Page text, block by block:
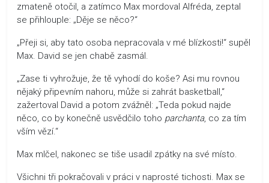
zmateně otočil, a zatímco Max mordoval Alfréda, zeptal
se přihlouple: „Děje se něco?“
„Přeji si, aby tato osoba nepracovala v mé blízkosti!“ supěl
Max. David se jen chabě zasmál.
„Zase ti vyhrožuje, že tě vyhodí do koše? Asi mu rovnou
nějaký připevním nahoru, může si zahrát basketball,“
zažertoval David a potom zvážněl: „Teda pokud najde
něco, co by konečně usvědčilo toho parchanta, co za tím
vším vězí.“
Max mlčel, nakonec se tiše usadil zpátky na své místo.
Všichni tři pokračovali v práci v naprosté tichosti. Max se